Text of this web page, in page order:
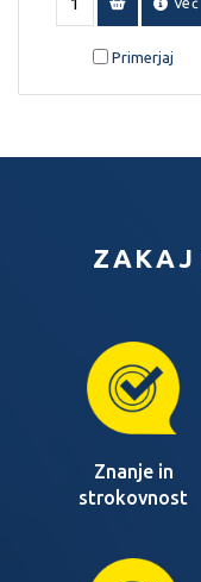
Več
Primerjaj
ZAKAJ
Znanje in
strokovnost